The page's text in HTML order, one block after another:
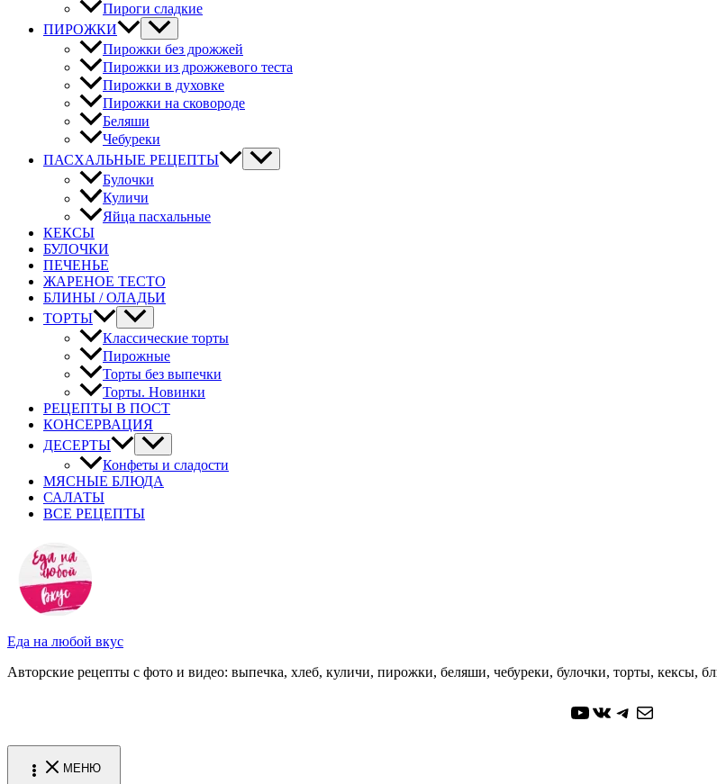
Пироги сладкие
ПИРОЖКИ
Пирожки без дрожжей
Пирожки из дрожжевого теста
Пирожки в духовке
Пирожки на сковороде
Беляши
Чебуреки
ПАСХАЛЬНЫЕ РЕЦЕПТЫ
Булочки
Куличи
Яйца пасхальные
КЕКСЫ
БУЛОЧКИ
ПЕЧЕНЬЕ
ЖАРЕНОЕ ТЕСТО
БЛИНЫ / ОЛАДЬИ
ТОРТЫ
Классические торты
Пирожные
Торты без выпечки
Торты. Новинки
РЕЦЕПТЫ В ПОСТ
КОНСЕРВАЦИЯ
ДЕСЕРТЫ
Конфеты и сладости
МЯСНЫЕ БЛЮДА
САЛАТЫ
ВСЕ РЕЦЕПТЫ
Еда на любой вкус
Авторские рецепты с фото и видео: выпечка, хлеб, куличи, пирожки, беляши, чебуреки, булочки, торты, кексы,
YouTube
ВКонтакте
Telegram
Почта
МЕНЮ